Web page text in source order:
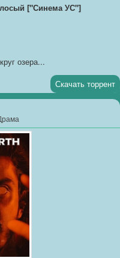
["Синема УС"]
озера...
Скачать торрент